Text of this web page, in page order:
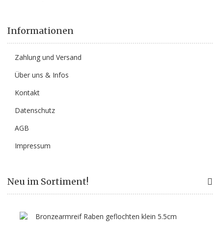
Informationen
Zahlung und Versand
Über uns & Infos
Kontakt
Datenschutz
AGB
Impressum
Neu im Sortiment!